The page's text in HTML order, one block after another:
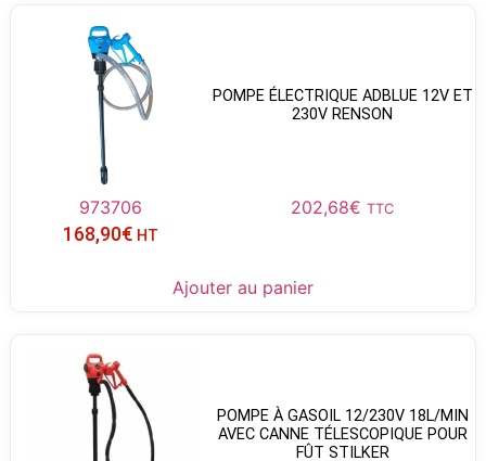
POMPE ÉLECTRIQUE ADBLUE 12V ET
230V RENSON
973706 202,68€ TTC
168,90€ HT
Ajouter au panier
POMPE À GASOIL 12/230V 18L/MIN
AVEC CANNE TÉLESCOPIQUE POUR
FÛT STILKER